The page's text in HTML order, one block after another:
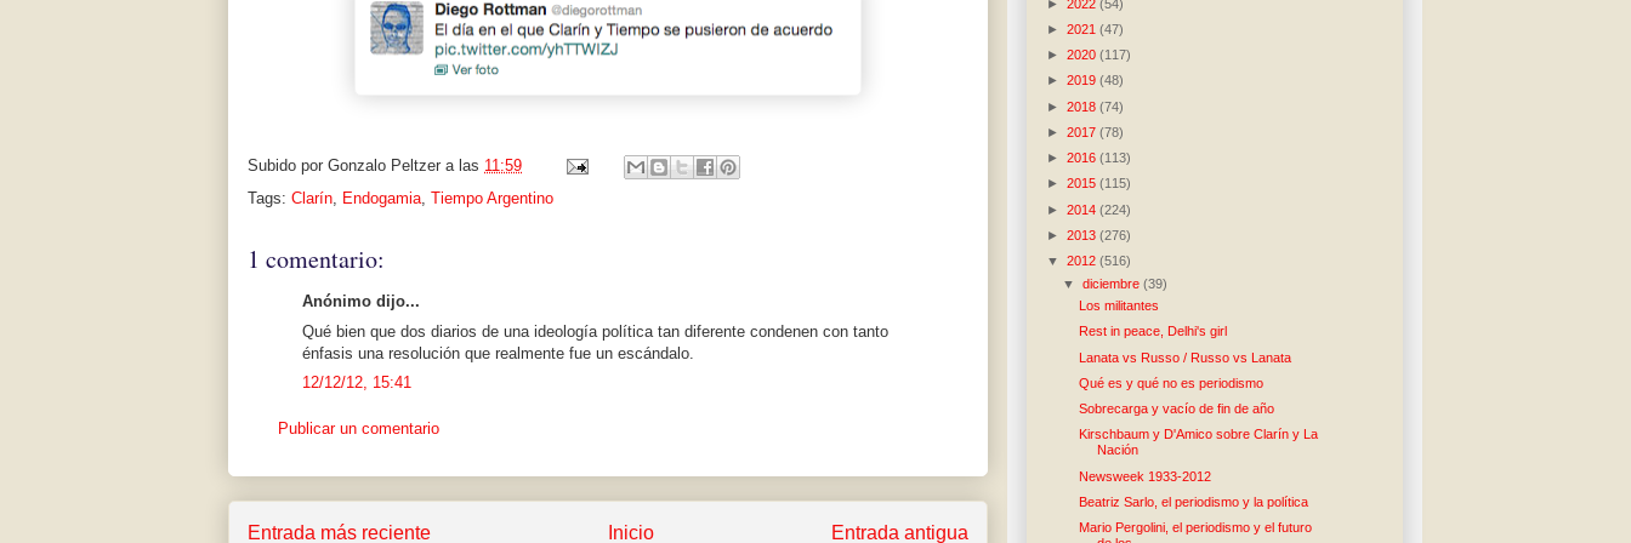
Subido por Gonzalo Peltzer a las 11:59
Tags: Clarín, Endogamia, Tiempo Argentino
1 comentario:
Anónimo dijo...
Qué bien que dos diarios de una ideología política tan diferente condenen con tanto
énfasis una resolución que realmente fue un escándalo.
12/12/12, 15:41
Publicar un comentario
Entrada más reciente Entrada antigua
Inicio
► 2022 (54)
► 2021 (47)
► 2020 (117)
► 2019 (48)
► 2018 (74)
► 2017 (78)
► 2016 (113)
► 2015 (115)
► 2014 (224)
► 2013 (276)
▼ 2012 (516)
▼diciembre(39)
Los militantes
Rest in peace, Delhi's girl
Lanata vs Russo / Russo vs Lanata
Qué es y qué no es periodismo
Sobrecarga y vacío de fin de año
Kirschbaum y D'Amico sobre Clarín y La
Nación
Newsweek 1933-2012
Beatriz Sarlo, el periodismo y la política
Mario Pergolini, el periodismo y el futuro